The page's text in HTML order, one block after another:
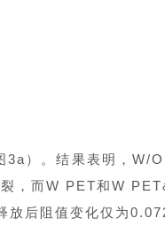
3a）。结果表明，
，而W PET和W
后阻值变化仅为